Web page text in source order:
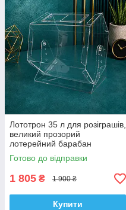
Лототрон 35 л для розіграшів,
великий прозорий
лотерейний барабан
Готово до відправки
1 805 ₴ 1 900 ₴
Купити